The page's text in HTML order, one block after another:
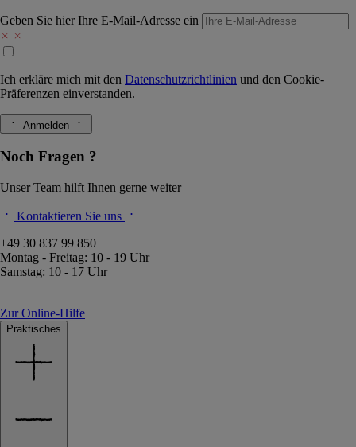
Geben Sie hier Ihre E-Mail-Adresse ein
Ich erkläre mich mit den Datenschutzrichtlinien und den Cookie-
Präferenzen einverstanden.
Anmelden
Noch Fragen ?
Unser Team hilft Ihnen gerne weiter
Kontaktieren Sie uns
+49 30 837 99 850
Montag - Freitag: 10 - 19 Uhr
Samstag: 10 - 17 Uhr
Zur Online-Hilfe
Praktisches